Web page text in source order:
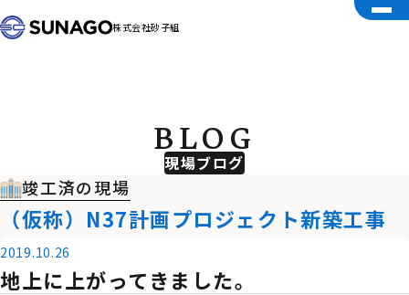
株式会社砂子組
現場ブログ
BLOG
竣工済の現場
（仮称）N37計画プロジェクト新築工事
2019.10.26
地上に上がってきました。